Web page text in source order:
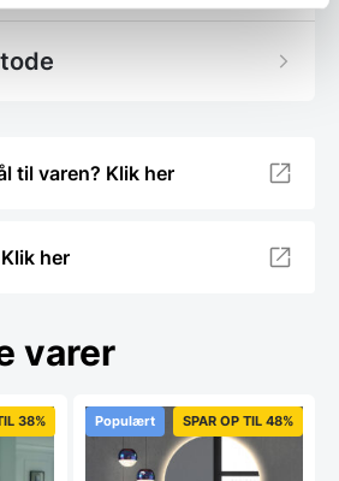
til varen? Klik her
her
varer
38% Populært SPAR OP TIL 48%